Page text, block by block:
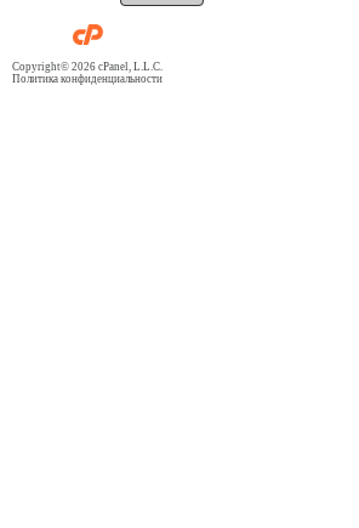
Copyright© 2026 cPanel, L.L.C.
Политика конфиденциальности